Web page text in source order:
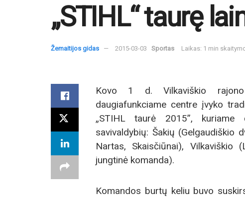
„STIHL“ taurę
Žemaitijos gidas 2015-03-03 Sportas Laikas: 1 min
Kovo 1 d. Vilkaviškio rajono
daugiafunkciame centre įvyko
„STIHL taurė 2015”,
savivaldybių: Šakių (Gelgaudiškio
Nartas, Skaisčiūnai), Vilkaviškio
jungtinė komanda).
Komandos burtų keliu buvo